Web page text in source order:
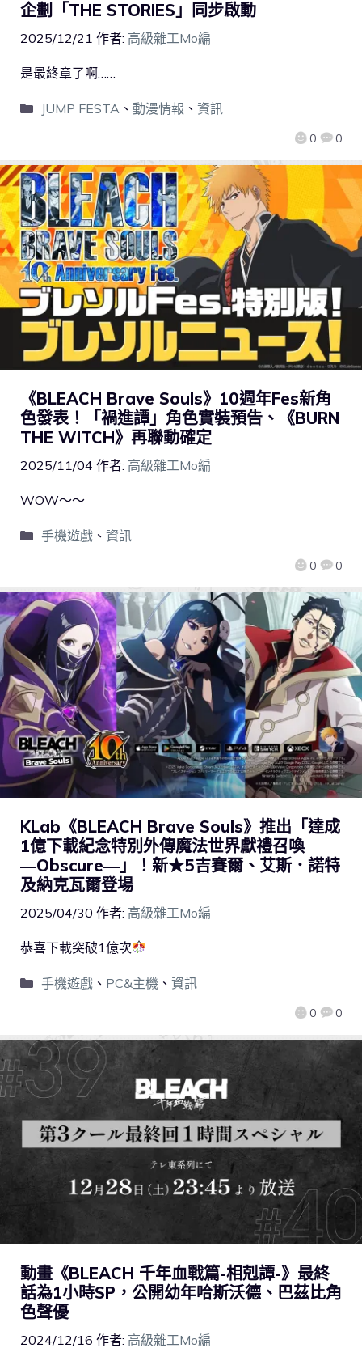
企劃「THE STORIES」同步啟動
2025/12/21 作者: 高級雜工Mo編
0 0
是最終章了啊……
JUMP FESTA、 動漫情報 、 資訊
《BLEACH Brave Souls》10週年Fes新角
色發表！「禍進譚」角色實裝預告、《BURN
THE WITCH》再聯動確定
2025/11/04 作者: 高級雜工Mo編
0 0
WOW～～
手機遊戲、 資訊
KLab《BLEACH Brave Souls》推出「達成
1億下載紀念特別外傳魔法世界獻禮召喚
―Obscure―」！新★5吉賽爾、艾斯．諾特
及納克瓦爾登場
2025/04/30 作者: 高級雜工Mo編
0 0
恭喜下載突破1億次
手機遊戲、 PC&主機 、 資訊
動畫《BLEACH 千年血戰篇-相剋譚-》最終
話為1小時SP，公開幼年哈斯沃德、巴茲比角
色聲優
2024/12/16 作者: 高級雜工Mo編